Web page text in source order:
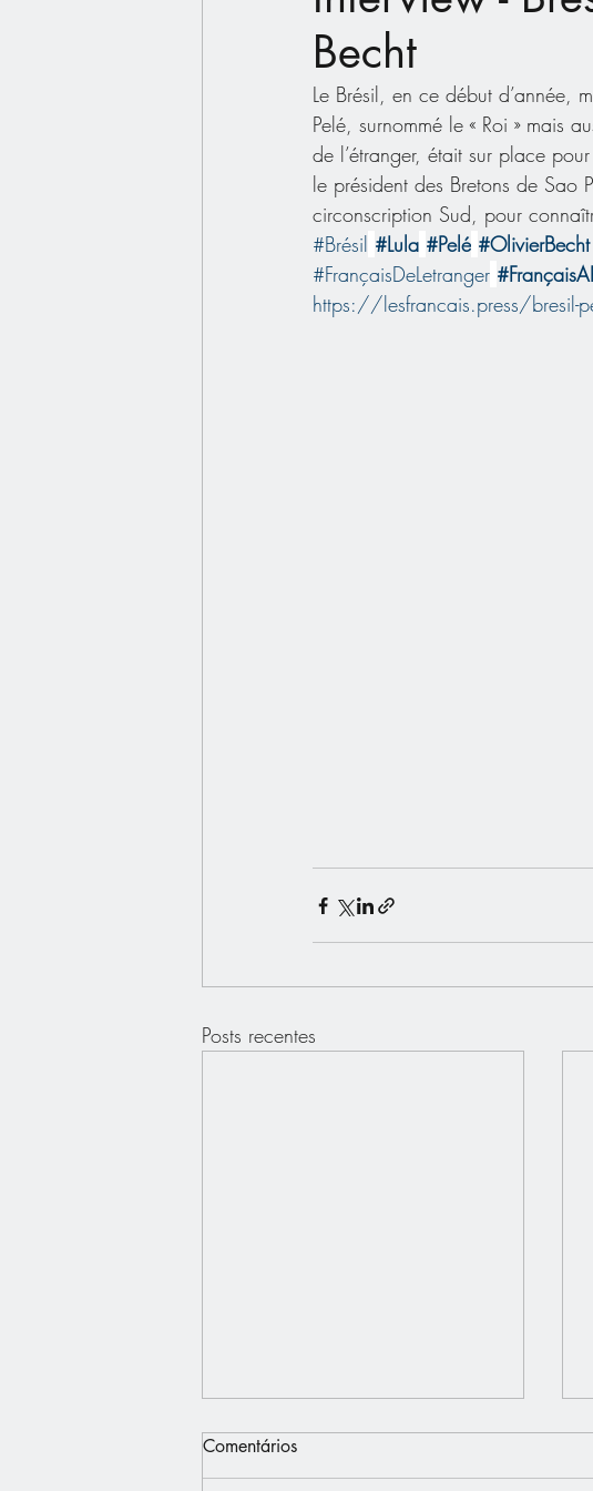
Becht
Le Brésil, en ce début d’année,
Pelé, surnommé le « Roi » mais
de l’étranger, était sur place
le président des Bretons de Sao
circonscription Sud, pour
#Brésil #Lula #Pelé #OlivierBecht
#FrançaisDeLetranger
https://lesfrancais.press/bresil-
Posts recentes
Comentários